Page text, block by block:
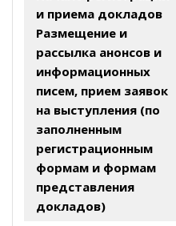
и приема докладов
Размещение и
рассылка анонсов и
информационных
писем, прием заявок
на выступления (по
заполненным
регистрационным
формам и формам
представления
докладов)